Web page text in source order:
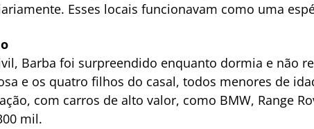
Esses locais funcionavam como uma
Barba foi surpreendido enquanto dormia e não
e os quatro filhos do casal, todos menores de
com carros de alto valor, como BMW, Range
mil.